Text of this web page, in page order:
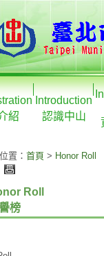
紹
Introduction
認識中山
置： 首頁 > Honor Roll
Roll
榜